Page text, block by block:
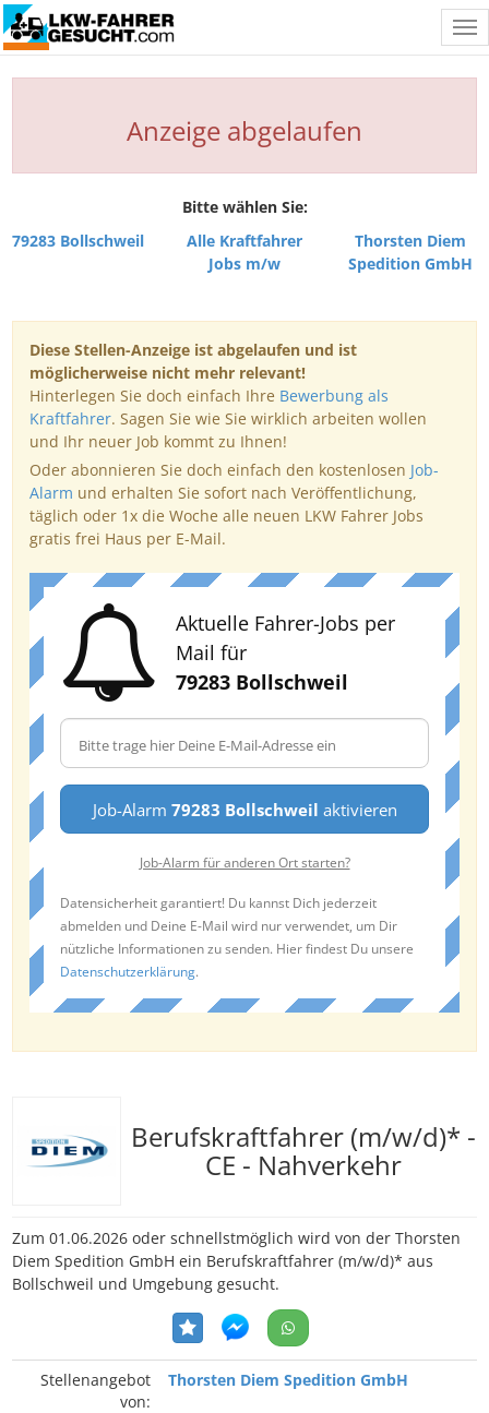
Anzeige abgelaufen
Bitte wählen Sie:
79283 Bollschweil
Alle Kraftfahrer
Jobs m/w
Thorsten Diem
Spedition GmbH
Diese Stellen-Anzeige ist abgelaufen und ist
möglicherweise nicht mehr relevant!
Hinterlegen Sie doch einfach Ihre Bewerbung als
Kraftfahrer. Sagen Sie wie Sie wirklich arbeiten wollen
und Ihr neuer Job kommt zu Ihnen!
Oder abonnieren Sie doch einfach den kostenlosen Job-
Alarm und erhalten Sie sofort nach Veröffentlichung,
täglich oder 1x die Woche alle neuen LKW Fahrer Jobs
gratis frei Haus per E-Mail.
Aktuelle Fahrer-Jobs per
Mail für
79283 Bollschweil
Job-Alarm 79283 Bollschweil aktivieren
Job-Alarm für anderen Ort starten?
Datensicherheit garantiert! Du kannst Dich jederzeit
abmelden und Deine E-Mail wird nur verwendet, um Dir
nützliche Informationen zu senden. Hier findest Du unsere
Datenschutzerklärung.
Berufskraftfahrer (m/w/d)* -
CE - Nahverkehr
Zum 01.06.2026 oder schnellstmöglich wird von der Thorsten
Diem Spedition GmbH ein Berufskraftfahrer (m/w/d)* aus
Bollschweil und Umgebung gesucht.
Stellenangebot
von:
Thorsten Diem Spedition GmbH